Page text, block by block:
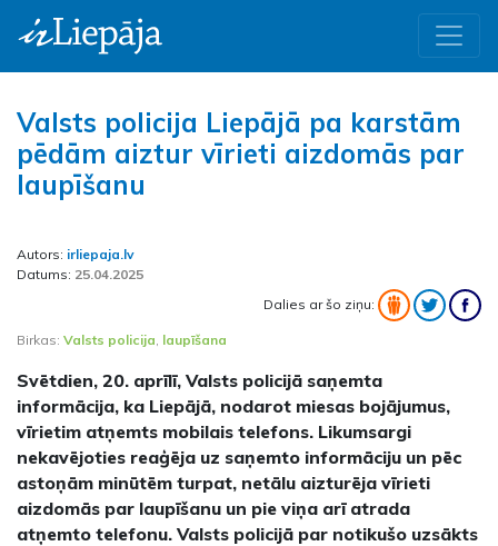
Valsts policija Liepājā pa karstām
pēdām aiztur vīrieti aizdomās par
laupīšanu
Autors: irliepaja.lv
Datums: 25.04.2025
Dalies ar šo ziņu:
Birkas: Valsts policija laupīšana
Svētdien, 20. aprīlī, Valsts policijā saņemta
informācija, ka Liepājā, nodarot miesas bojājumus,
vīrietim atņemts mobilais telefons. Likumsargi
nekavējoties reaģēja uz saņemto informāciju un pēc
astoņām minūtēm turpat, netālu aizturēja vīrieti
aizdomās par laupīšanu un pie viņa arī atrada
atņemto telefonu. Valsts policijā par notikušo uzsākts